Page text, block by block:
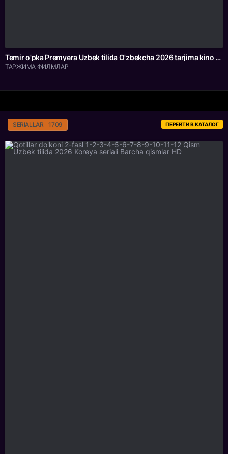
Temir o'pka Premyera Uzbek tilida O'zbekcha 2026 tarjima kino Full HD tas-ix skachat
ТАРЖИМА ФИЛМЛАР
SERIALLAR 1709 ПЕРЕЙТИ В КАТАЛОГ